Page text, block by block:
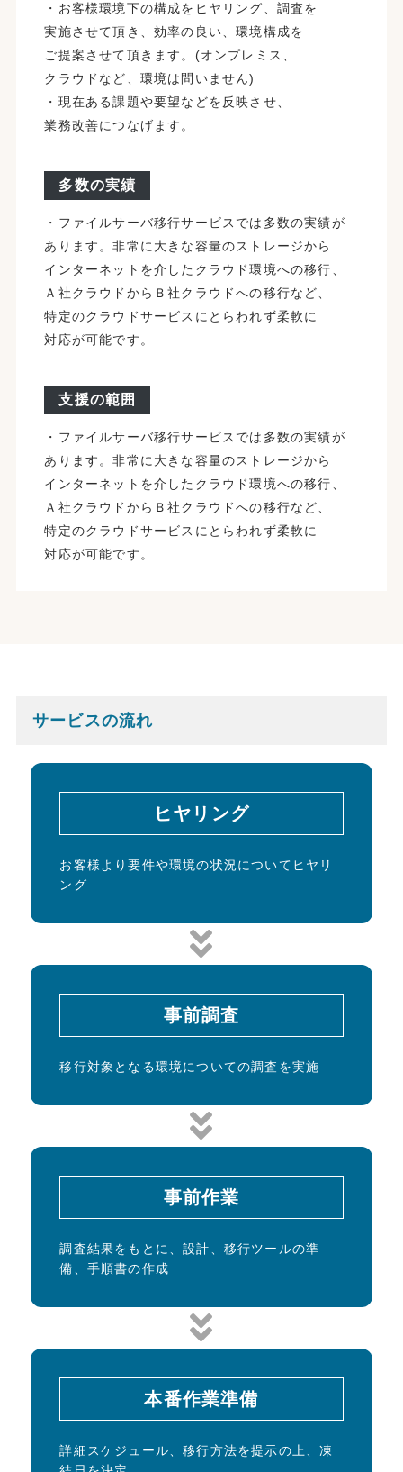
・​お客様環境下の​構成を​ヒヤリング、​調査を​
実施させて​頂き、​効率の​良い、​環境構成を​
ご提案させて​頂きます。​(オンプレミス、​
クラウドなど、​環境は​問いません​)
・現在ある​課題や​要望などを​反映させ、​
業務改善に​つなげます。
多数の実績
・ファイルサーバ移行サービスでは​多数の​実績が​
あります。​非常に​大きな​容量の​ストレージから​
インターネットを​介した​クラウド環境への​移行、​
Ａ社クラウドから​Ｂ社クラウドへの​移行など、​
特定の​クラウドサービスに​とらわれず​柔軟に​
対応が​可能です。
支援の範囲
・ファイルサーバ移行サービスでは​多数の​実績が​
あります。​非常に​大きな​容量の​ストレージから​
インターネットを​介した​クラウド環境への​移行、​
Ａ社クラウドから​Ｂ社クラウドへの​移行など、​
特定の​クラウドサービスに​とらわれず​柔軟に​
対応が​可能です。
サービスの流れ
ヒヤリング
お客様より要件や環境の状況についてヒヤリ
ング
事前調査
移行対象となる環境についての調査を実施
事前作業
調査結果をもとに、設計、移行ツールの準
備、手順書の作成
本番作業準備
詳細スケジュール、移行方法を提示の上、凍